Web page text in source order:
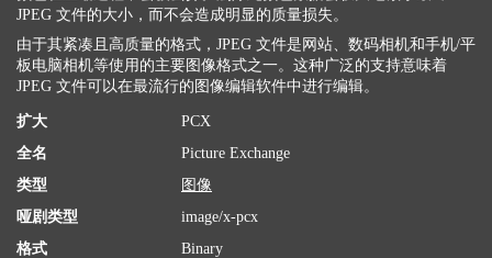
JPEG 文件的大小，而不会造成明显的质量损失。
由于其紧凑且高质量的格式，JPEG 文件是网站、数码相机和手机/平
板电脑相机等使用的主要图像格式之一。这种广泛的支持意味着
JPEG 文件可以在最流行的图像编辑软件中进行编辑。
扩大
PCX
全名
Picture Exchange
类型
图像
哑剧类型
image/x-pcx
格式
Binary